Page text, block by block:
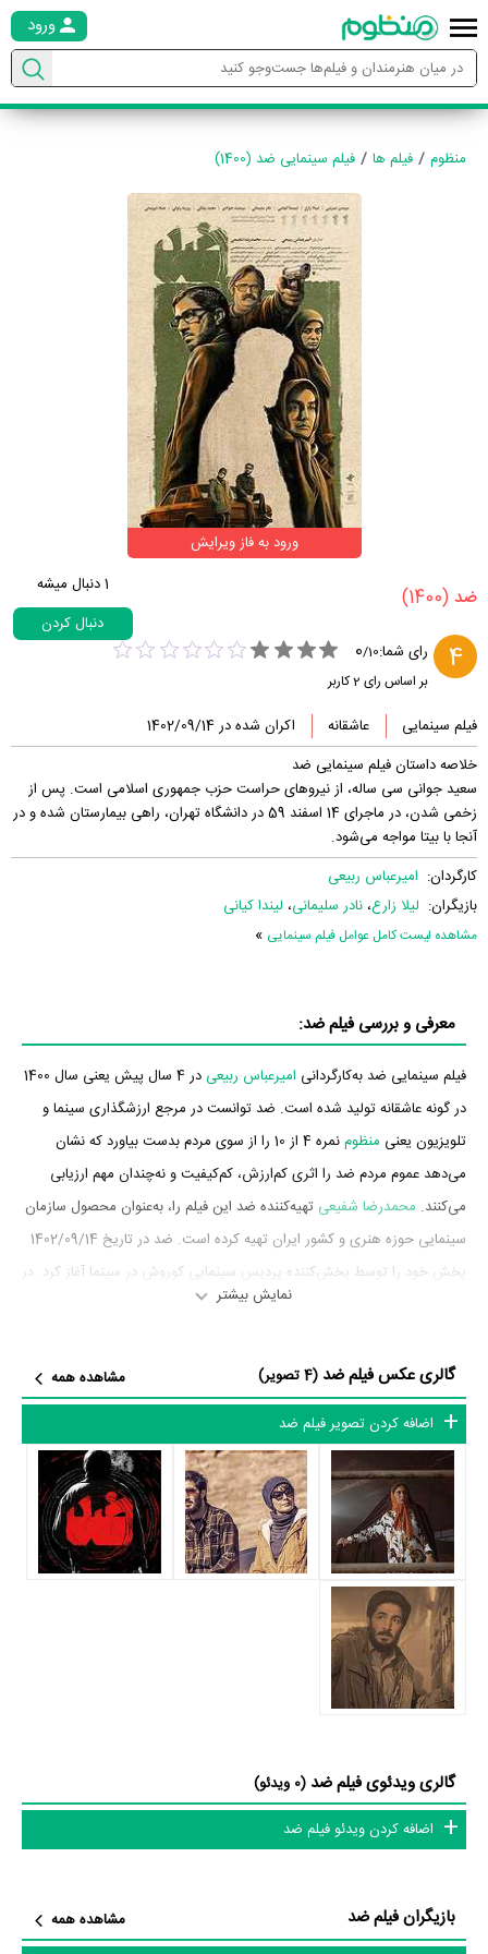
ورود
منظوم فیلم ها فیلم سینمایی ضد (1400)
ورود به فاز ویرایش
‏ضد‏ (1400)
1دنبال میشه
دنبال کردن
4 رای شما: 0/10
بر اساس رای 2کاربر
فیلم سینمایی عاشقانه
اکران شده در 1402/09/14
خلاصه داستان فیلم سینمایی ضد
سعید جوانی سی ساله، از نیروهای حراست حزب جمهوری اسلامی است. پس از
زخمی شدن، در ماجرای 14 اسفند 59 در دانشگاه تهران، راهی بیمارستان شده و در
آنجا با بیتا مواجه می‌شود.
کارگردان: امیرعباس ربیعی
بازیگران: لیلا زارع، نادر سلیمانی، لیندا کیانی
مشاهده لیست کامل عوامل فیلم سینمایی »
معرفی و بررسی فیلم ضد:
فیلم سینمایی ضد به‌کارگردانی امیرعباس ربیعی
در 4 سال پیش یعنی سال 1400
در گونه عاشقانه تولید شده است. ضد توانست در مرجع ارزشگذاری سینما و
تلویزیون یعنی منظوم
نمره 4 از 10 را از سوی مردم بدست بیاورد که نشان
می‌دهد عموم مردم ضد را اثری کم‌ارزش، کم‌کیفیت و نه‌چندان مهم ارزیابی
می‌کنند. محمدرضا شفیعی تهیه‌کننده ضد این فیلم را، به‌عنوان محصول سازمان
سینمایی حوزه هنری و کشور ایران تهیه کرده است. ضد در تاریخ 1402/09/14
پخش خود را توسط پخش‌کننده پردیس سینمایی کوروش در سینما آغاز کرد. در
آن روزها ضد توانست آمار فروش 2،184،944،500 تومان را به ثبت برساند.
بازیگران فیلم ضد چه کسانی هستند؟ در ضد بازیگرانی چونلیلا زارع،نادر
سلیمانی،لیندا کیانی،مهشید جوادیومهدی نصرتیبه ایفای نقش و بازیگری
پرداخته‌اند. در فیلم ضد حدود 5 بازیگر جلوی دوربین رفته‌اند که از نظر تعداد
بازیگران می‌توان ضد را یک اثر کم‌بازیگر و با تعداد شخصیت‌های داستانی کم
عنوان کرد.
متوسط سن بازیگران ضد براساس میزان سنی که از آنها در دایرةالمعارف آنلاین
سینما و تلویزیون یعنیمنظوم
بازیگران ضد عمدتا از میانسالان هستند.
از محتوا و داستان فیلم ضد چقدر اطلاع دارید؟
در خلاصه داستانی که یا از سوی تیم رسانه‌ای اثر و یا توسط دیگر رسانه‌ها درباره
داستان ضد منتشر شده است، می‌خوانیم: «سعید جوانی سی ساله، از نیروهای
59 در دانشگاه تهران، راهی بیمارستان شده و در آنجا با بیتا مواجه می‌شود.»
نمایش بیشتر
گالری عکس فیلم ضد (4 تصویر)
مشاهده همه
اضافه کردن تصویر فیلم ضد
گالری ویدئوی فیلم ضد (0 ویدئو)
اضافه کردن ویدئو فیلم ضد
بازیگران فیلم ضد
مشاهده همه